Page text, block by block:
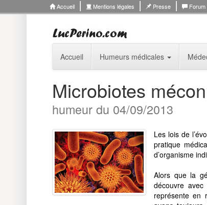
Accueil Mentions légales Presse Forum
Accueil Humeurs médicales
Microbiotes
humeur du 04/09/2013
Les lois de
pratique
d’organisme
Alors que la
découvre
représente en